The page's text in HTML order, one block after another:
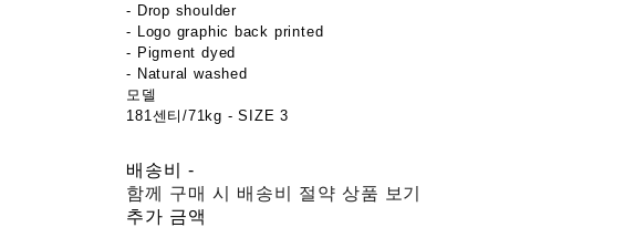
- Drop shoulder
- Logo graphic back printed
- Pigment dyed
- Natural washed
모델
181센티/71kg - SIZE 3
배송비-
함께 구매 시 배송비 절약 상품 보기
추가 금액